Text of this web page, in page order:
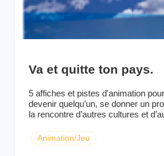
Va et quitte ton pays.
5 affiches et pistes d'animation
devenir quelqu’un, se donner un
la rencontre d’autres cultures et
Animation/Jeu